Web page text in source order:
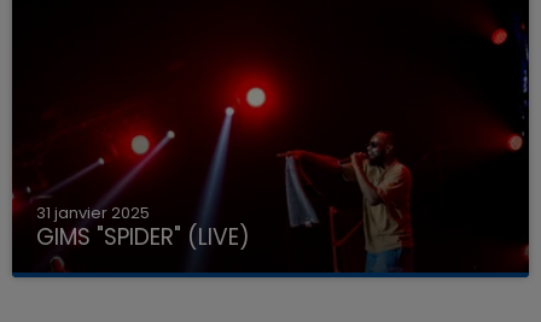
31 janvier 2025
GIMS "SPIDER" (LIVE)